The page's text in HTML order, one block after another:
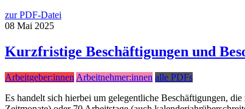
zur PDF-Datei
08 Mai 2025
Kurzfristige Beschäftigungen und
Arbeitgeber:innen Arbeitnehmer:innen alle PDFs
Es handelt sich hierbei um gelegentliche Beschäftigungen,